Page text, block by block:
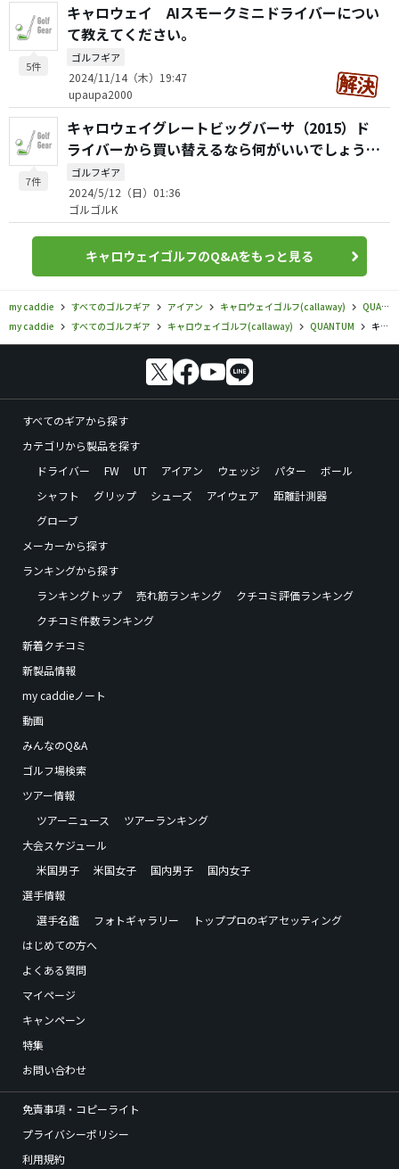
5件
キャロウェイ AIスモークミニドライバーについ
て教えてください。
ゴルフギア
2024/11/14（木）19:47
upaupa2000
7件
キャロウェイグレートビッグバーサ（2015）ド
ライバーから買い替えるなら何がいいでしょう
か？
ゴルフギア
2024/5/12（日）01:36
ゴルゴルK
キャロウェイゴルフのQ&Aをもっと見る
my caddie すべてのゴルフギア アイアン キャロウェイゴルフ(callaway)
QUANTUM
my caddie
すべてのゴルフギア キャロウェイゴルフ(callaway) QUANTUM キャロウェイゴルフ／QUANTUM／QUANTUM MAX（クアンタム）アイアンの口コミ評価
すべてのギアから探す
カテゴリから製品を探す
ドライバー
FW UT アイアン ウェッジ パター
ボール
シャフト
グリップ シューズ アイウェア
距離計測器
グローブ
メーカーから探す
ランキングから探す
ランキングトップ
売れ筋ランキング
クチコミ評価ランキング
クチコミ件数ランキング
新着クチコミ
新製品情報
my caddieノート
動画
みんなのQ&A
ゴルフ場検索
ツアー情報
ツアーニュース
ツアーランキング
大会スケジュール
米国男子
米国女子 国内男子
国内女子
選手情報
選手名鑑
フォトギャラリー
トッププロのギアセッティング
はじめての方へ
よくある質問
マイページ
キャンペーン
特集
お問い合わせ
免責事項・コピーライト
プライバシーポリシー
利用規約